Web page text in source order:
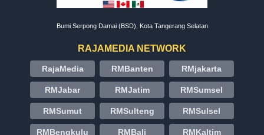
Bumi Serpong Damai (BSD), Kota Tangerang Selatan
RAJAMEDIA NETWORK
RajaMedia RMBanten RMjakarta
RMJabar RMJatim RMSumsel
RMSumut RMSulteng RMSulsel
RMBengkulu RMBali RMKaltim